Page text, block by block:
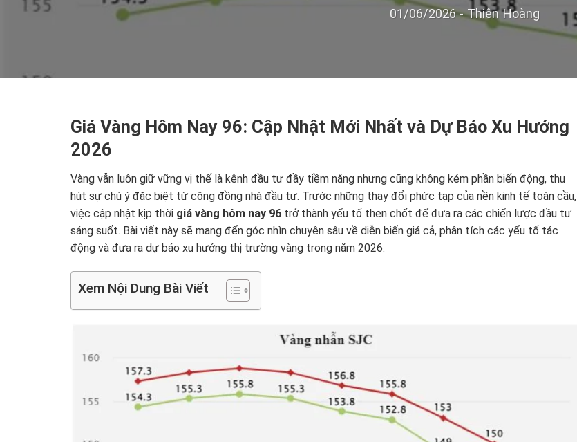
01/06/2026-Thiên Hoàng
Giá Vàng Hôm Nay 96: Cập Nhật Mới Nhất và Dự Báo Xu Hướng
2026
Vàng vẫn luôn giữ vững vị thế là kênh đầu tư đầy tiềm năng nhưng cũng không kém phần biến động, thu
hút sự chú ý đặc biệt từ cộng đồng nhà đầu tư. Trước những thay đổi phức tạp của nền kinh tế toàn cầu,
việc cập nhật kịp thời giá vàng hôm nay 96 trở thành yếu tố then chốt để đưa ra các chiến lược đầu tư
sáng suốt. Bài viết này sẽ mang đến góc nhìn chuyên sâu về diễn biến giá cả, phân tích các yếu tố tác
động và đưa ra dự báo xu hướng thị trường vàng trong năm 2026.
Xem Nội Dung Bài Viết